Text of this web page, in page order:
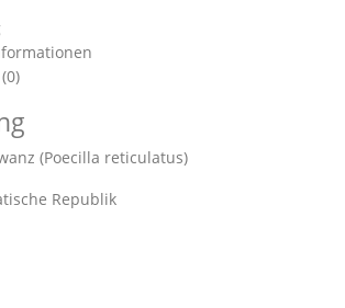
(Poecilla reticulatus)
Republik